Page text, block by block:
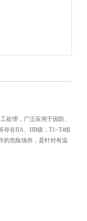
处理，广泛应用于国防、
存在IIA、IIB级，T1~T4组
的危险场所，是针对有温